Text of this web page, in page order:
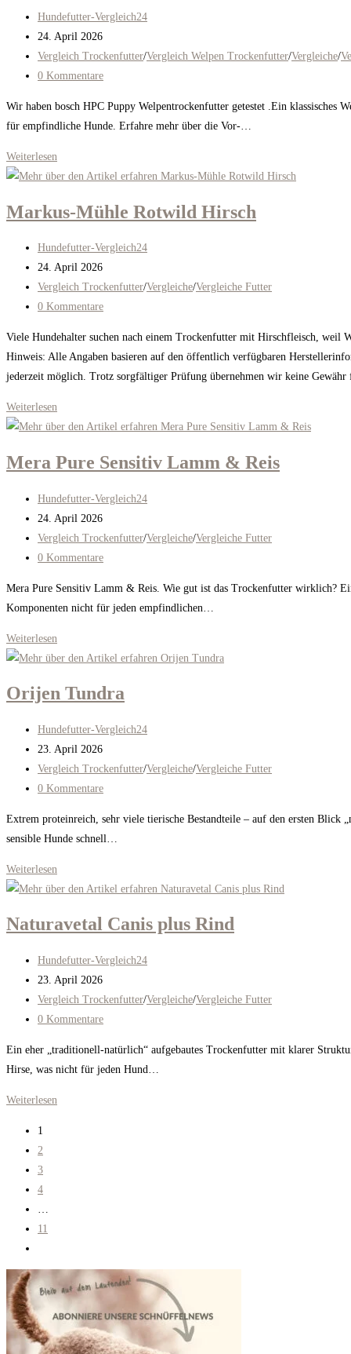
Fisch-
Flocke
Beitrags-
Autor:
Hundefutter-Vergleich24
Beitrag
veröffentlicht:
24. April 2026
Beitrags-
Kategorie:
Vergleich Trockenfutter/Vergleich Welpen Trockenfutter/Vergleiche/
Beitrags-
0 Kommentare
Wir haben bosch HPC Puppy Welpentrockenfutter getestet .Ein klassisches
für empfindliche Hunde. Erfahre mehr über die Vor-…
Weiterlesen
HPC
Markus-Mühle Rotwild Hirsch
Beitrags-
Autor:
Hundefutter-Vergleich24
Beitrag
veröffentlicht:
24. April 2026
Beitrags-
Kategorie:
Vergleich Trockenfutter/Vergleiche/Vergleiche Futter
Beitrags-
0 Kommentare
Viele Hundehalter suchen nach einem Trockenfutter mit Hirschfleisch, weil
Hinweis: Alle Angaben basieren auf den öffentlich verfügbaren
jederzeit möglich. Trotz sorgfältiger Prüfung übernehmen wir keine
Weiterlesen
Mühle
Hirsch
Mera Pure Sensitiv Lamm & Reis
Beitrags-
Autor:
Hundefutter-Vergleich24
Beitrag
veröffentlicht:
24. April 2026
Beitrags-
Kategorie:
Vergleich Trockenfutter/Vergleiche/Vergleiche Futter
Beitrags-
0 Kommentare
Mera Pure Sensitiv Lamm & Reis. Wie gut ist das Trockenfutter wirklich?
Komponenten nicht für jeden empfindlichen…
Weiterlesen
Pure
Lamm
Reis
Orijen Tundra
Beitrags-
Autor:
Hundefutter-Vergleich24
Beitrag
veröffentlicht:
23. April 2026
Beitrags-
Kategorie:
Vergleich Trockenfutter/Vergleiche/Vergleiche Futter
Beitrags-
0 Kommentare
Extrem proteinreich, sehr viele tierische Bestandteile – auf den ersten Blick
sensible Hunde schnell…
Weiterlesen
Tundra
Naturavetal Canis plus Rind
Beitrags-
Autor:
Hundefutter-Vergleich24
Beitrag
veröffentlicht:
23. April 2026
Beitrags-
Kategorie:
Vergleich Trockenfutter/Vergleiche/Vergleiche Futter
Beitrags-
0 Kommentare
Ein eher „traditionell-natürlich“ aufgebautes Trockenfutter mit klarer
Hirse, was nicht für jeden Hund…
Weiterlesen
1
2
3
4
11
nächsten
Seite